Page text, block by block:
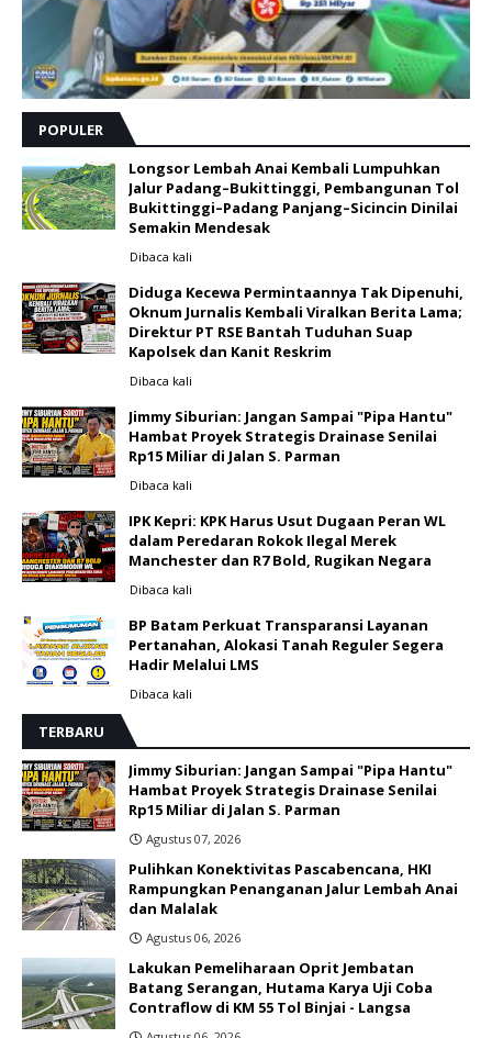
POPULER
Longsor Lembah Anai Kembali Lumpuhkan
Jalur Padang–Bukittinggi, Pembangunan Tol
Bukittinggi–Padang Panjang–Sicincin Dinilai
Semakin Mendesak
Dibaca kali
Diduga Kecewa Permintaannya Tak Dipenuhi,
Oknum Jurnalis Kembali Viralkan Berita Lama;
Direktur PT RSE Bantah Tuduhan Suap
Kapolsek dan Kanit Reskrim
Dibaca kali
Jimmy Siburian: Jangan Sampai "Pipa Hantu"
Hambat Proyek Strategis Drainase Senilai
Rp15 Miliar di Jalan S. Parman
Dibaca kali
IPK Kepri: KPK Harus Usut Dugaan Peran WL
dalam Peredaran Rokok Ilegal Merek
Manchester dan R7 Bold, Rugikan Negara
Dibaca kali
BP Batam Perkuat Transparansi Layanan
Pertanahan, Alokasi Tanah Reguler Segera
Hadir Melalui LMS
Dibaca kali
TERBARU
Jimmy Siburian: Jangan Sampai "Pipa Hantu"
Hambat Proyek Strategis Drainase Senilai
Rp15 Miliar di Jalan S. Parman
Agustus 07, 2026
Pulihkan Konektivitas Pascabencana, HKI
Rampungkan Penanganan Jalur Lembah Anai
dan Malalak
Agustus 06, 2026
Lakukan Pemeliharaan Oprit Jembatan
Batang Serangan, Hutama Karya Uji Coba
Contraflow di KM 55 Tol Binjai - Langsa